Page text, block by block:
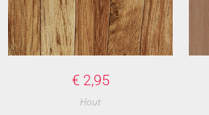
€ 2,95
Hout